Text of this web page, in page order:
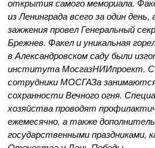
открытия самого мемориала.
из Ленинграда всего за один
зажжения провел Генеральный
Брежнев. Факел и уникальная
в Александровском саду были
института МосгазНИИпроект. С
сотрудники МОСГАЗа
сохранности Вечного огня.
хозяйства проводят
ежемесячно, а также
государственными праздниками,